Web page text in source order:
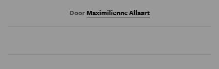
DoorMaximilienne Allaart